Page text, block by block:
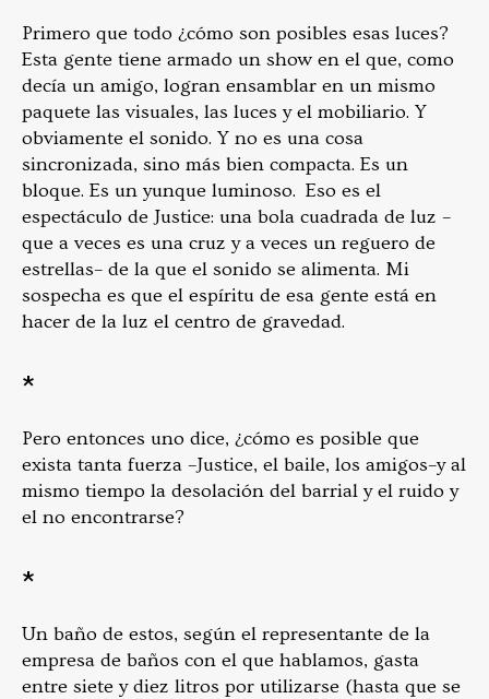
Primero que todo ¿cómo son posibles esas luces?
Esta gente tiene armado un show en el que, como
decía un amigo, logran ensamblar en un mismo
paquete las visuales, las luces y el mobiliario. Y
obviamente el sonido. Y no es una cosa
sincronizada, sino más bien compacta. Es un
bloque. Es un yunque luminoso. Eso es el
espectáculo de Justice: una bola cuadrada de luz –
que a veces es una cruz y a veces un reguero de
estrellas– de la que el sonido se alimenta. Mi
sospecha es que el espíritu de esa gente está en
hacer de la luz el centro de gravedad.
*
Pero entonces uno dice, ¿cómo es posible que
exista tanta fuerza –Justice, el baile, los amigos–y al
mismo tiempo la desolación del barrial y el ruido y
el no encontrarse?
*
Un baño de estos, según el representante de la
empresa de baños con el que hablamos, gasta
entre siete y diez litros por utilizarse (hasta que se